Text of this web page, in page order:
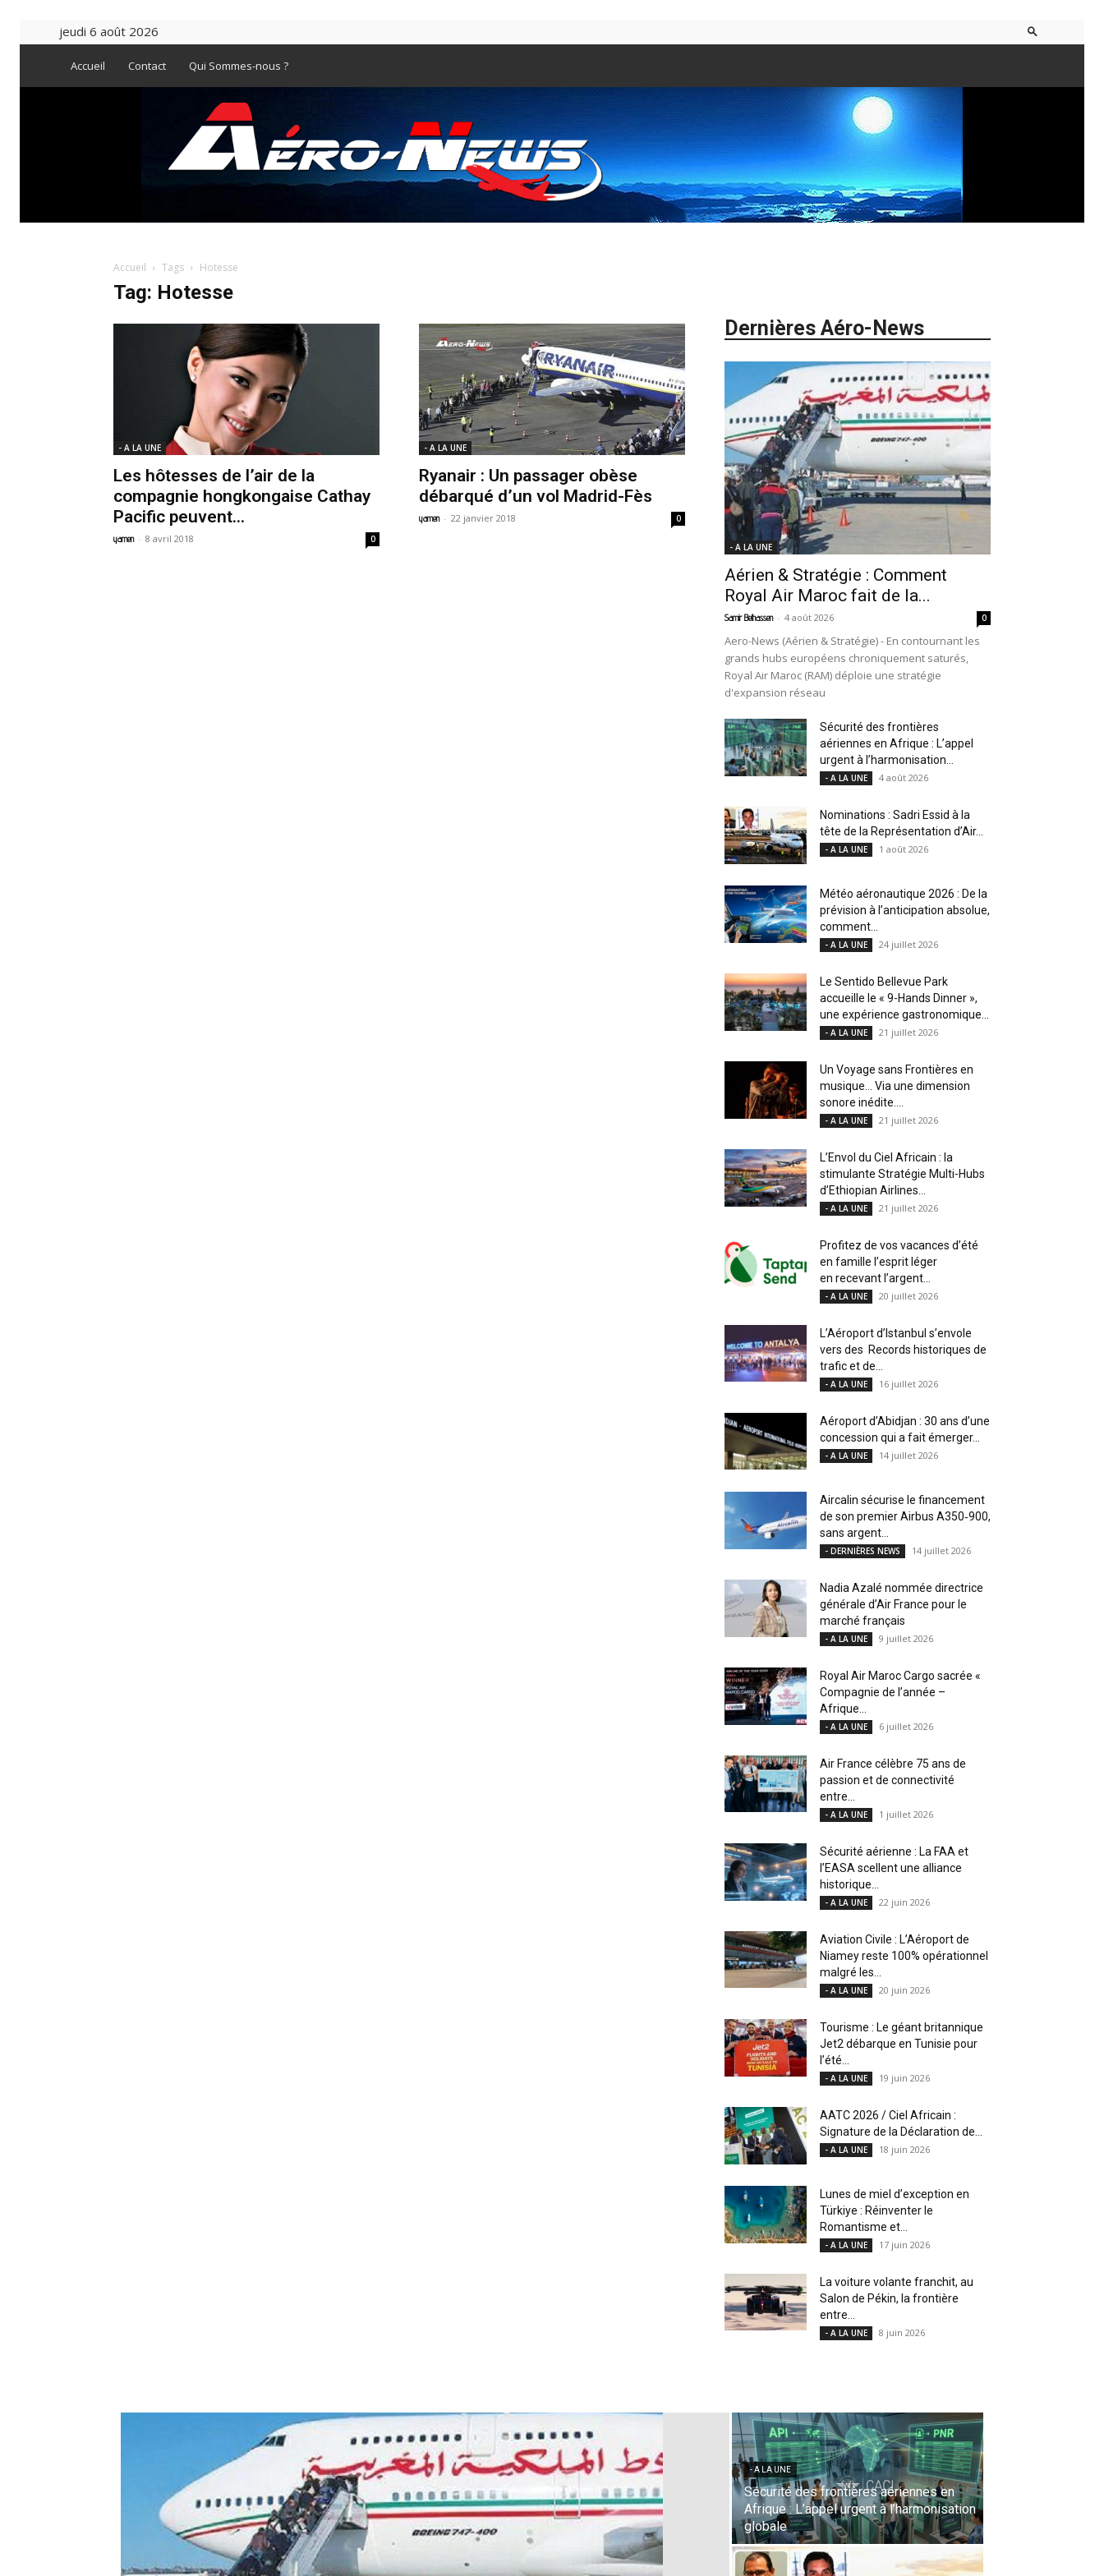
jeudi 6 août 2026
Accueil Contact Qui Sommes-nous ?
News
Accueil Tags Hotesse
Tag: Hotesse
- A LA UNE
Les hôtesses de l’air de la
compagnie hongkongaise Cathay
Pacific peuvent...
yamen - 8 avril 2018 0
- A LA UNE
Ryanair : Un passager obèse
débarqué d’un vol Madrid-Fès
yamen - 22 janvier 2018 0
Dernières Aéro-News
- A LA UNE
Aérien & Stratégie : Comment
Royal Air Maroc fait de la...
Samir Belhassen - 4 août 2026 0
Aero-News (Aérien & Stratégie) - En contournant les
grands hubs européens chroniquement saturés,
Royal Air Maroc (RAM) déploie une stratégie
d'expansion réseau
Sécurité des frontières
aériennes en Afrique : L’appel
urgent à l’harmonisation...
- A LA UNE 4 août 2026
Nominations : Sadri Essid à la
tête de la Représentation d’Air...
- A LA UNE 1 août 2026
Météo aéronautique 2026 : De la
prévision à l’anticipation absolue,
comment...
- A LA UNE 24 juillet 2026
Le Sentido Bellevue Park
accueille le « 9-Hands Dinner »,
une expérience gastronomique...
- A LA UNE 21 juillet 2026
Un Voyage sans Frontières en
musique… Via une dimension
sonore inédite....
- A LA UNE 21 juillet 2026
L’Envol du Ciel Africain : la
stimulante Stratégie Multi-Hubs
d’Ethiopian Airlines...
- A LA UNE 21 juillet 2026
Profitez de vos vacances d’été
en famille l’esprit léger
en recevant l’argent...
- A LA UNE 20 juillet 2026
L’Aéroport d’Istanbul s’envole
vers des Records historiques de
trafic et de...
- A LA UNE 16 juillet 2026
Aéroport d’Abidjan : 30 ans d’une
concession qui a fait émerger...
- A LA UNE 14 juillet 2026
Aircalin sécurise le financement
de son premier Airbus A350‑900,
sans argent...
- DERNIÈRES NEWS 14 juillet 2026
Nadia Azalé nommée directrice
générale d’Air France pour le
marché français
- A LA UNE 9 juillet 2026
Royal Air Maroc Cargo sacrée «
Compagnie de l’année –
Afrique...
- A LA UNE 6 juillet 2026
Air France célèbre 75 ans de
passion et de connectivité
entre...
- A LA UNE 1 juillet 2026
Sécurité aérienne : La FAA et
l’EASA scellent une alliance
historique...
- A LA UNE 22 juin 2026
Aviation Civile : L’Aéroport de
Niamey reste 100% opérationnel
malgré les...
- A LA UNE 20 juin 2026
Tourisme : Le géant britannique
Jet2 débarque en Tunisie pour
l’été...
- A LA UNE 19 juin 2026
AATC 2026 / Ciel Africain :
Signature de la Déclaration de...
- A LA UNE 18 juin 2026
Lunes de miel d’exception en
Türkiye : Réinventer le
Romantisme et...
- A LA UNE 17 juin 2026
La voiture volante franchit, au
Salon de Pékin, la frontière
entre...
- A LA UNE 8 juin 2026
- A LA UNE
Le Sentido Bellevue Park accueille le « 9-
Hands Dinner », une expérience
gastronomique internationale